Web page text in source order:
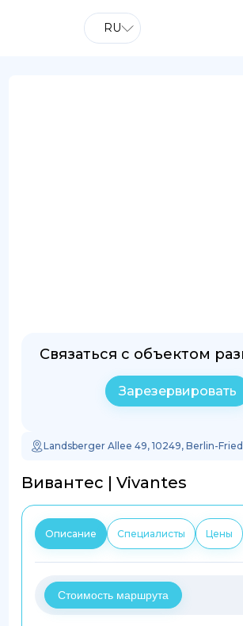
RU
Связаться с объектом
Зарезервировать
Landsberger Allee 49, 10249, Berlin-
Вивантес | Vivantes
Описание Специалисты Цены
Стоимость маршрута